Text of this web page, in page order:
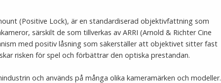
(Positive Lock), är en standardiserad objektivfattning som
särskilt de som tillverkas av ARRI (Arnold & Richter Cine
med positiv låsning som säkerställer att objektivet sitter fast
risken för spel och förbättrar den optiska prestandan.
och används på många olika kameramärken och modeller.